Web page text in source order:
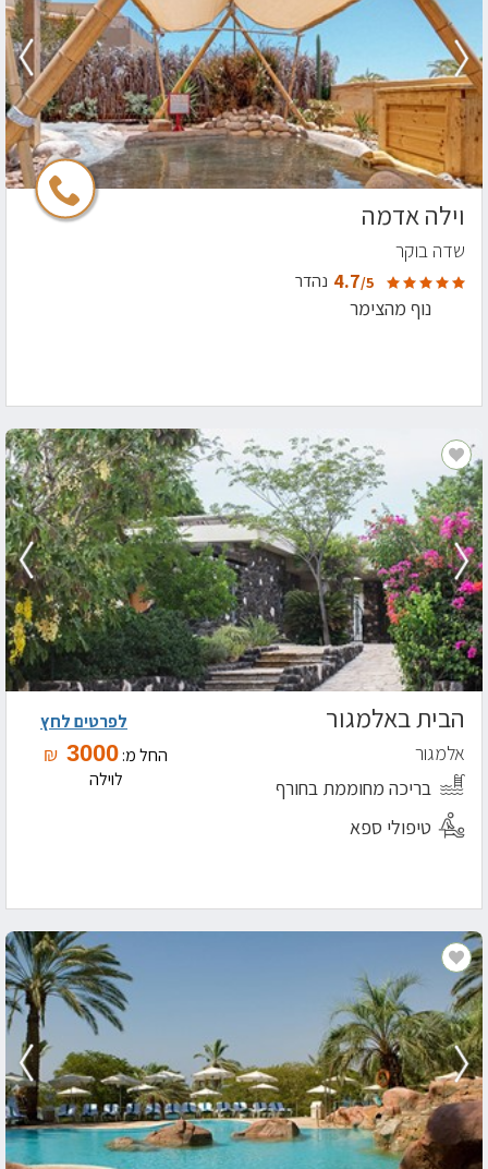
וילה אדמה
שדה בוקר
4.7/5 נהדר
נוף מהצימר
הבית באלמגור
אלמגור
בריכה מחוממת בחורף
טיפולי ספא
החל מ:3000
₪
לוילה
לפרטים לחץ